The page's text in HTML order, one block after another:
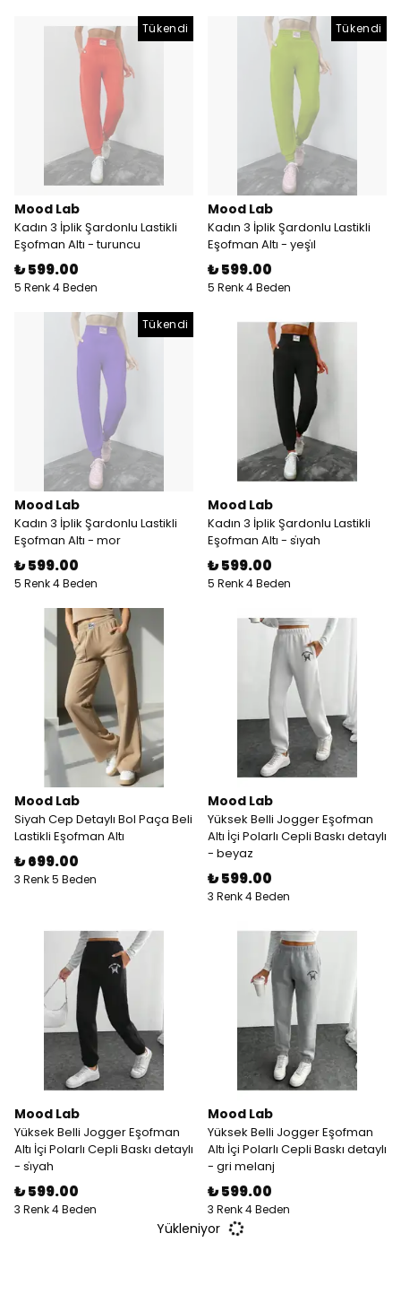
Tükendi
Mood Lab
Kadın 3 İplik Şardonlu Lastikli
Eşofman Altı - turuncu
₺ 599.00
5 Renk 4 Beden
Tükendi
Mood Lab
Kadın 3 İplik Şardonlu Lastikli
Eşofman Altı - yeşi̇l
₺ 599.00
5 Renk 4 Beden
Tükendi
Mood Lab
Kadın 3 İplik Şardonlu Lastikli
Eşofman Altı - mor
₺ 599.00
5 Renk 4 Beden
Mood Lab
Kadın 3 İplik Şardonlu Lastikli
Eşofman Altı - si̇yah
₺ 599.00
5 Renk 4 Beden
Mood Lab
Siyah Cep Detaylı Bol Paça Beli
Lastikli Eşofman Altı
₺ 699.00
3 Renk 5 Beden
Mood Lab
Yüksek Belli Jogger Eşofman
Altı İçi Polarlı Cepli Baskı detaylı
- beyaz
₺ 599.00
3 Renk 4 Beden
Mood Lab
Yüksek Belli Jogger Eşofman
Altı İçi Polarlı Cepli Baskı detaylı
- si̇yah
₺ 599.00
3 Renk 4 Beden
Mood Lab
Yüksek Belli Jogger Eşofman
Altı İçi Polarlı Cepli Baskı detaylı
- gri melanj
₺ 599.00
3 Renk 4 Beden
Yükleniyor